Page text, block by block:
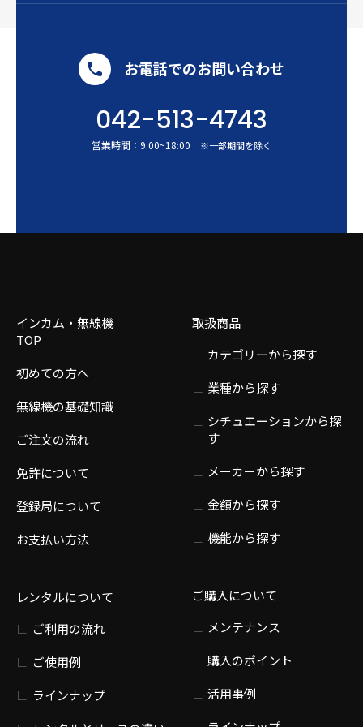
お電話でのお問い合わせ
042-513-4743
営業時間： 9:00~18:00 ※一部期間を除く
インカム・無線機
TOP
初めての方へ
無線機の基礎知識
ご注文の流れ
免許について
登録局について
お支払い方法
レンタルについて
ご利用の流れ
ご使用例
ラインナップ
取扱商品
カテゴリーから探す
業種から探す
シチュエーションから探
す
メーカーから探す
金額から探す
機能から探す
ご購入について
メンテナンス
購入のポイント
活用事例